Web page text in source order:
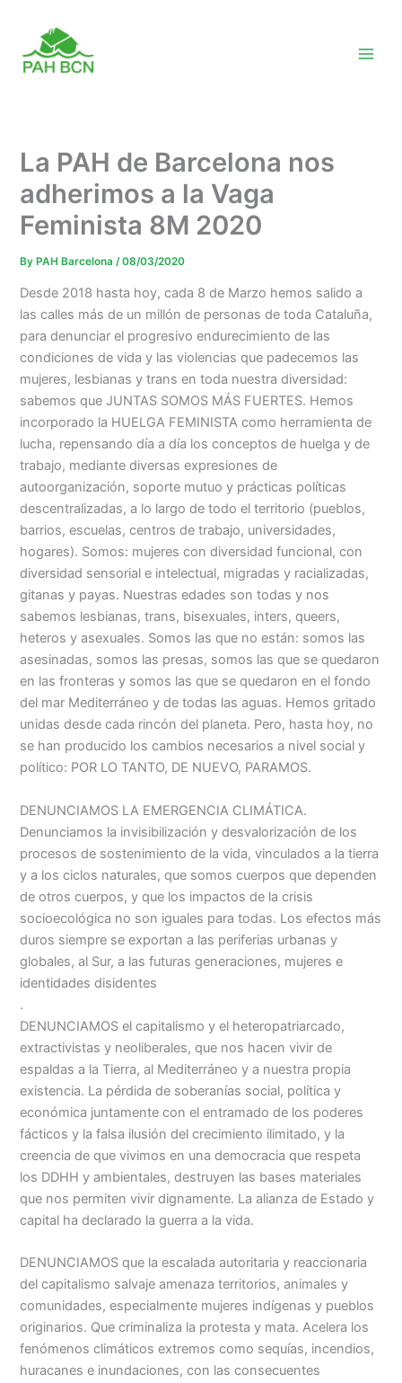
content
La PAH de Barcelona nos
adherimos a la Vaga
Feminista 8M 2020
By PAH Barcelona/08/03/2020
Desde 2018 hasta hoy, cada 8 de Marzo hemos salido a
las calles más de un millón de personas de toda Cataluña,
para denunciar el progresivo endurecimiento de las
condiciones de vida y las violencias que padecemos las
mujeres, lesbianas y trans en toda nuestra diversidad:
sabemos que JUNTAS SOMOS MÁS FUERTES. Hemos
incorporado la HUELGA FEMINISTA como herramienta de
lucha, repensando día a día los conceptos de huelga y de
trabajo, mediante diversas expresiones de
autoorganización, soporte mutuo y prácticas políticas
descentralizadas, a lo largo de todo el territorio (pueblos,
barrios, escuelas, centros de trabajo, universidades,
hogares). Somos: mujeres con diversidad funcional, con
diversidad sensorial e intelectual, migradas y racializadas,
gitanas y payas. Nuestras edades son todas y nos
sabemos lesbianas, trans, bisexuales, inters, queers,
heteros y asexuales. Somos las que no están: somos las
asesinadas, somos las presas, somos las que se quedaron
en las fronteras y somos las que se quedaron en el fondo
del mar Mediterráneo y de todas las aguas. Hemos gritado
unidas desde cada rincón del planeta. Pero, hasta hoy, no
se han producido los cambios necesarios a nivel social y
político: POR LO TANTO, DE NUEVO, PARAMOS.
DENUNCIAMOS LA EMERGENCIA CLIMÁTICA.
Denunciamos la invisibilización y desvalorización de los
procesos de sostenimiento de la vida, vinculados a la tierra
y a los ciclos naturales, que somos cuerpos que dependen
de otros cuerpos, y que los impactos de la crisis
socioecológica no son iguales para todas. Los efectos más
duros siempre se exportan a las periferias urbanas y
globales, al Sur, a las futuras generaciones, mujeres e
identidades disidentes
.
DENUNCIAMOS el capitalismo y el heteropatriarcado,
extractivistas y neoliberales, que nos hacen vivir de
espaldas a la Tierra, al Mediterráneo y a nuestra propia
existencia. La pérdida de soberanías social, política y
económica juntamente con el entramado de los poderes
fácticos y la falsa ilusión del crecimiento ilimitado, y la
creencia de que vivimos en una democracia que respeta
los DDHH y ambientales, destruyen las bases materiales
que nos permiten vivir dignamente. La alianza de Estado y
capital ha declarado la guerra a la vida.
DENUNCIAMOS que la escalada autoritaria y reaccionaria
del capitalismo salvaje amenaza territorios, animales y
comunidades, especialmente mujeres indígenas y pueblos
originarios. Que criminaliza la protesta y mata. Acelera los
fenómenos climáticos extremos como sequías, incendios,
huracanes e inundaciones, con las consecuentes